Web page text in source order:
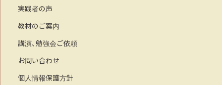
実践者の声
教材のご案内
講演、勉強会ご依頼
お問い合わせ
個人情報保護方針